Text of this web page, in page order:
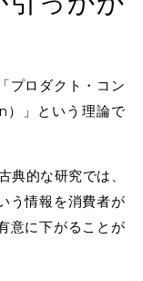
プロダクト・コン
」という理論で
的な研究では、
う情報を消費者が
意に下がることが